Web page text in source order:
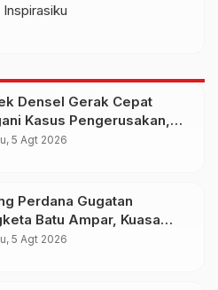
Densel Gerak Cepat
Kasus Pengerusakan,
Kami Sudah Koordinasi
5 Agt 2026
Perdana Gugatan
Batu Ampar, Kuasa
Sebut Tak Ikut Tergugat di
5 Agt 2026